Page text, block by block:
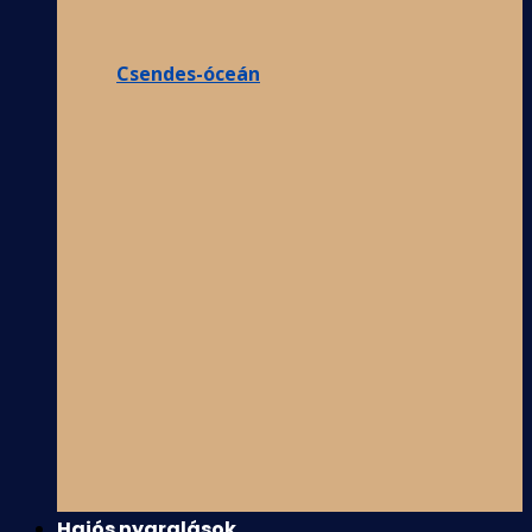
Csendes-óceán